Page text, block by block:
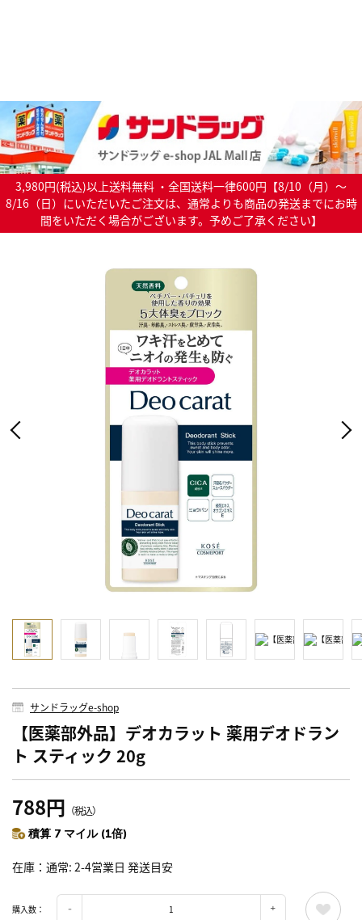
3,980円(税込)以上送料無料 ・全国送料一律600円【8/10（月）～
8/16（日）にいただいたご注文は、通常よりも商品の発送までにお時
間をいただく場合がございます。予めご了承ください】
サンドラッグe-shop
【医薬部外品】デオカラット 薬用デオドラン
ト スティック 20g
788円 （税込）
積算 7 マイル (1倍)
在庫 通常: 2-4営業日 発送目安
購入数：